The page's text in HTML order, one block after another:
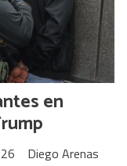
en
Diego Arenas